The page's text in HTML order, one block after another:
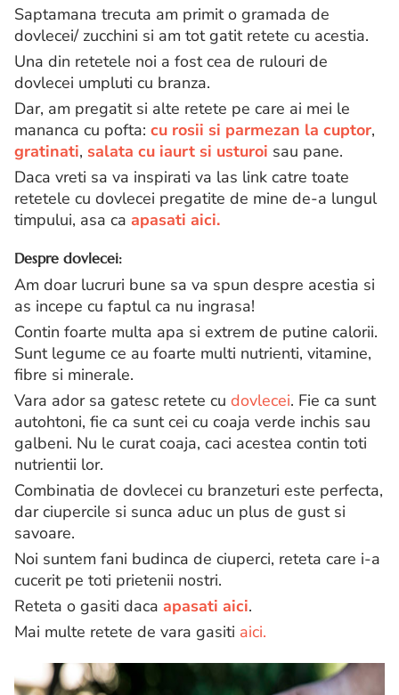
Saptamana trecuta am primit o gramada de
dovlecei/ zucchini si am tot gatit retete cu acestia.
Una din retetele noi a fost cea de rulouri de
dovlecei umpluti cu branza.
Dar, am pregatit si alte retete pe care ai mei le
mananca cu pofta: cu rosii si parmezan la cuptor,
gratinati, salata cu iaurt si usturoi sau pane.
Daca vreti sa va inspirati va las link catre toate
retetele cu dovlecei pregatite de mine de-a lungul
timpului, asa ca apasati aici.
Despre dovlecei:
Am doar lucruri bune sa va spun despre acestia si
as incepe cu faptul ca nu ingrasa!
Contin foarte multa apa si extrem de putine calorii.
Sunt legume ce au foarte multi nutrienti, vitamine,
fibre si minerale.
Vara ador sa gatesc retete cu dovlecei. Fie ca sunt
autohtoni, fie ca sunt cei cu coaja verde inchis sau
galbeni. Nu le curat coaja, caci acestea contin toti
nutrientii lor.
Combinatia de dovlecei cu branzeturi este perfecta,
dar ciupercile si sunca aduc un plus de gust si
savoare.
Noi suntem fani budinca de ciuperci, reteta care i-a
cucerit pe toti prietenii nostri.
Reteta o gasiti daca apasati aici.
Mai multe retete de vara gasiti aici.